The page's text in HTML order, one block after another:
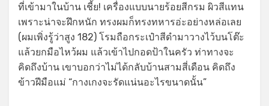
ที่เข้ามาในบ้าน เชี้ย! เครื่องแบบนายร้อยสีกรม ผิวสีแทน
เพราะน่าจะฝึกหนัก ทรงผมก็ทรงทหารอ่ะอย่างหล่อเลย
(ผมเพิ่งรู้ว่าสูง 182) โรมถือกระเป๋าสีดำมาวางไว้บนโต๊ะ
แล้วยกมือไหว้ผม แล้วเข้าไปกอดป้าในครัว ท่าทางจะ
คิดถึงบ้าน เขาบอกว่าไม่ได้กลับบ้านสามสี่เดือน คิดถึง
ข้าวฝีมือแม่ “กางเกงจะรัดแน่นอะไรขนาดนั้น”